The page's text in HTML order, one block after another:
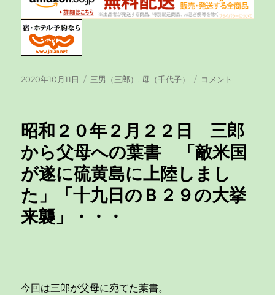
投
2020年10月11日
カ
ー
三男（三郎） ,母（千代子）
昭
２
月
１
３
日
コメント
昭和２０年２月２２日 三郎
から父母への葉書 「敵米国
が遂に硫黄島に上陸しまし
た」「十九日のＢ２９の大挙
来襲」・・・
今回は三郎が父母に宛てた葉書。